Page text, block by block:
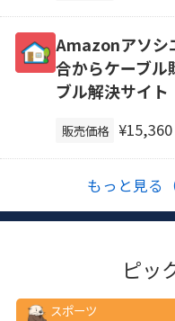
Amazonアソシ
合からケーブル
ブル解決サイト
販売価格 ¥15,360
もっと見る
ピッ
スポーツ